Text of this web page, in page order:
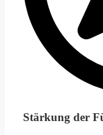
Stärkung der